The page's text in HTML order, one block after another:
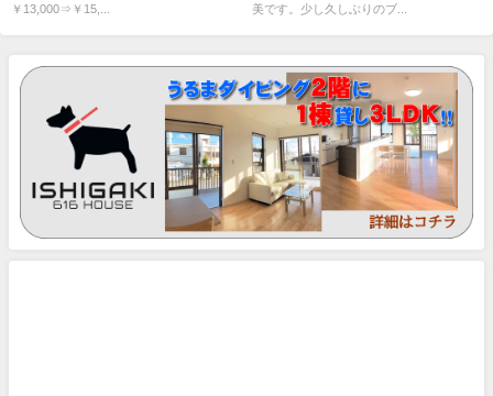
￥13,000⇒￥15,...
美です。少し久しぶりのブ...